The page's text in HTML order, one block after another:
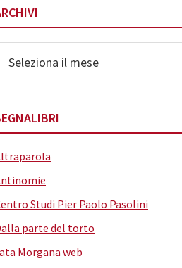
Studi Pier Paolo Pasolini
parte del torto
Morgana web